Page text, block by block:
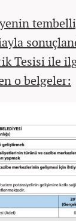
Tesisi ile
o belgeler: